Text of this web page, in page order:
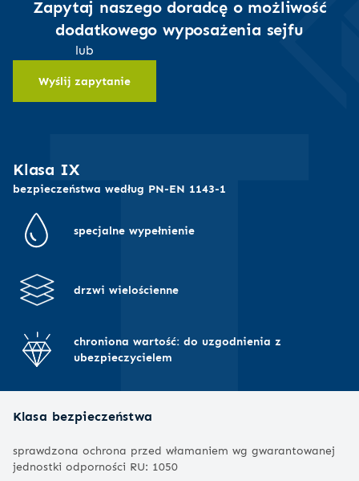
użytkownika,
w razie potrzeby
można łatwo zmienić
kod,
pozwala na
potrzebujesz dodatkowych funkcji zamka, takich jak
opóźnienie czasowe otwarcia lub odczyt wykonanych
operacji,
chcesz, aby do sejfu miało dostęp więcej osób, a Ty
powinieneś wiedzieć, kto i kiedy otwierał sejf
Zapytaj naszego doradcę o możliwość
dodatkowego wyposażenia sejfu
lub
Wyślij zapytanie
Klasa IX
bezpieczeństwa według PN-EN 1143-1
specjalne wypełnienie
drzwi wielościenne
chroniona wartość: do uzgodnienia z
ubezpieczycielem
Klasa bezpieczeństwa
sprawdzona ochrona przed włamaniem wg gwarantowanej
jednostki odporności RU: 1050